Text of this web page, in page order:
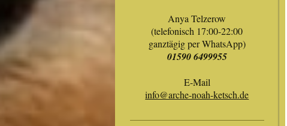
Anya Telzerow
(telefonisch 17:00-22:00
ganztägig per WhatsApp)
01590 6499955
E-Mail
info@arche-noah-ketsch.de